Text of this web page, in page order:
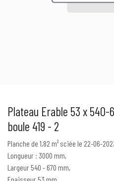
Plateau Erable 53 x
boule 419 - 2
Planche de 1,82 m² sciée le 22-06-
Longueur : 3000 mm,
Largeur 540 - 670 mm,